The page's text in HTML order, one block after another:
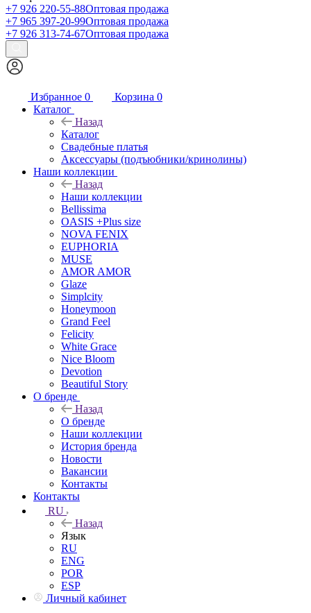
+7 926 220-55-88Оптовая продажа
+7 965 397-20-99Оптовая продажа
+7 926 313-74-67Оптовая продажа
Избранное 0 Корзина 0
Каталог
Назад
Каталог
Свадебные платья
Аксессуары (подъюбники/кринолины)
Наши коллекции
Назад
Наши коллекции
Bellissima
OASIS +Plus size
NOVA FENIX
EUPHORIA
MUSE
AMOR AMOR
Glaze
Simplcity
Honeymoon
Grand Feel
Felicity
White Grace
Nice Bloom
Devotion
Beautiful Story
О бренде
Назад
О бренде
Наши коллекции
История бренда
Новости
Вакансии
Контакты
Контакты
RU
Назад
Язык
RU
ENG
POR
ESP
Личный кабинет